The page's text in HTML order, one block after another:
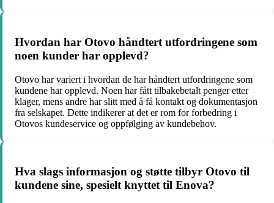
Hvordan har Otovo håndtert utfordringene som
noen kunder har opplevd?
Otovo har variert i hvordan de har håndtert utfordringene som
kundene har opplevd. Noen har fått tilbakebetalt penger etter
klager, mens andre har slitt med å få kontakt og dokumentasjon
fra selskapet. Dette indikerer at det er rom for forbedring i
Otovos kundeservice og oppfølging av kundebehov.
Hva slags informasjon og støtte tilbyr Otovo til
kundene sine, spesielt knyttet til Enova?